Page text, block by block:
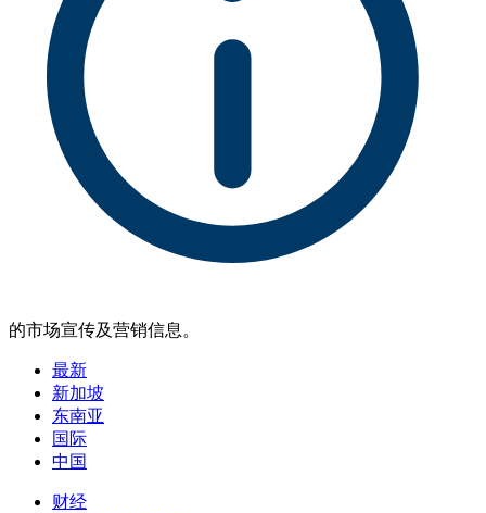
的市场宣传及营销信息。
最新
新加坡
东南亚
国际
中国
财经